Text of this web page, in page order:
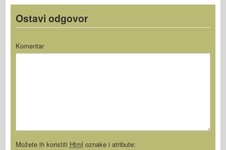
Ostavi odgovor
Komentar
Možete ih koristiti Html oznake i atribute: